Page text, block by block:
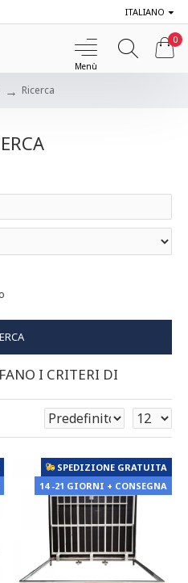
ITALIANO
0
Ricerca
I CRITERI DI
SPEDIZIONE GRATUITA
14 -21 GIORNI + CONSEGNA